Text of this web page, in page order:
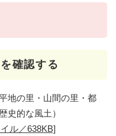
確認する
地の里・山間の里・都
史的な風土）
ル／638KB]